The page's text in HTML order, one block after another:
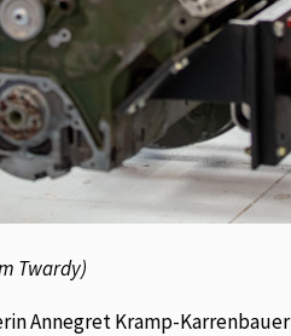
Twardy)
Annegret Kramp-